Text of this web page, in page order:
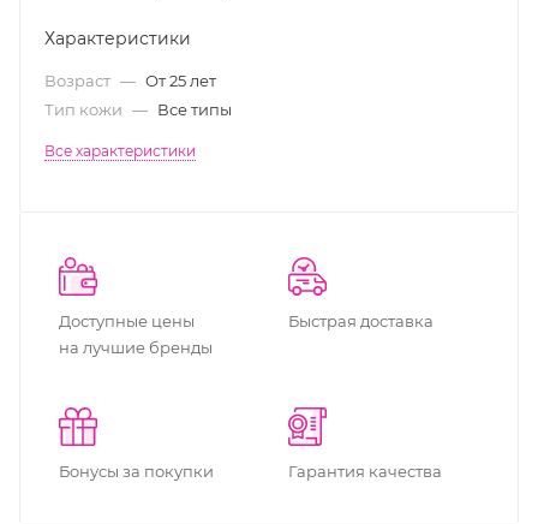
Характеристики
Возраст — От 25 лет
Тип кожи — Все типы
Все характеристики
Доступные цены
на лучшие бренды
Быстрая доставка
Бонусы за покупки Гарантия качества